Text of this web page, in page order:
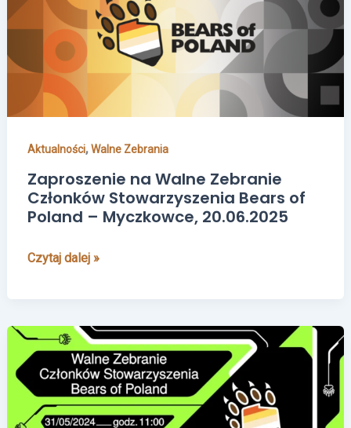
Aktualności,Walne Zebrania
Zaproszenie na Walne Zebranie
Członków Stowarzyszenia Bears of
Poland – Myczkowce, 20.06.2025
Zebranie
Członków
Stowarzyszenia
Bears
of
Poland
Myczkowce,
20.06.2025
Czytaj dalej »
Zaproszenie
na
Walne
Zebranie
Członków